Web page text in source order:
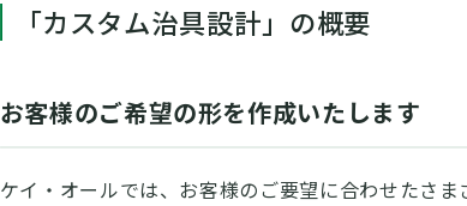
「カスタム治具設計」の概要
お客様のご希望の形を作成いたします
ケイ・オールでは、お客様のご要望に合わせたさま